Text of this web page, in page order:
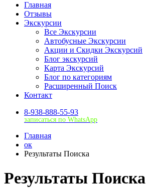
Главная
Отзывы
Экскурсии
Все Экскурсии
Автобусные Экскурсии
Акции и Скидки Экскурсий
Блог экскурсий
Карта Экскурсий
Блог по категориям
Расширенный Поиск
Контакт
8-938-888-55-93
записаться по WhatsApp
Главная
ок
Результаты Поиска
Результаты Поиска